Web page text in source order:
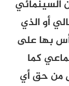
السينمائي
أو الذي
بها على
كما
من حق أي